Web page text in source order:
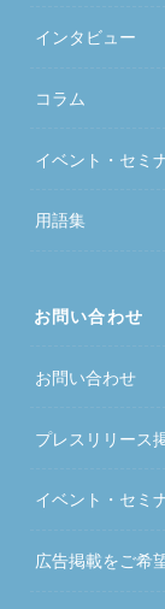
インタビュー
コラム
イベント・セミ
用語集
お問い合わせ
お問い合わせ
プレスリリース
イベント・セミ
広告掲載をご希